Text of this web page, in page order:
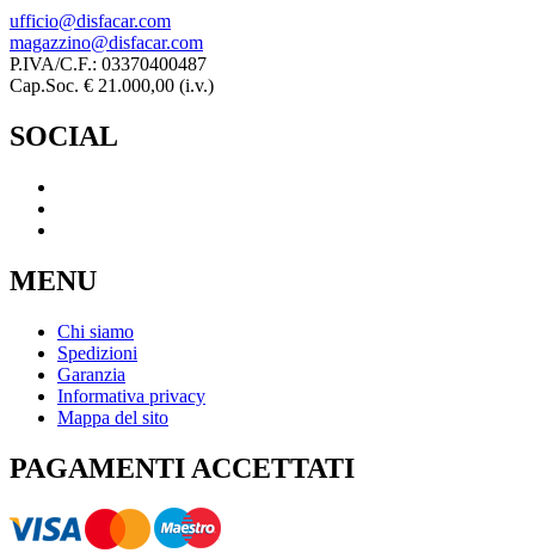
ufficio@disfacar.com
magazzino@disfacar.com
P.IVA/C.F.: 03370400487
Cap.Soc. € 21.000,00 (i.v.)
SOCIAL
MENU
Chi siamo
Spedizioni
Garanzia
Informativa privacy
Mappa del sito
PAGAMENTI ACCETTATI